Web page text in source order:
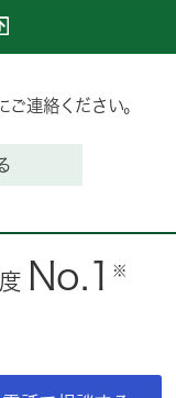
連絡ください。
No.1 ※